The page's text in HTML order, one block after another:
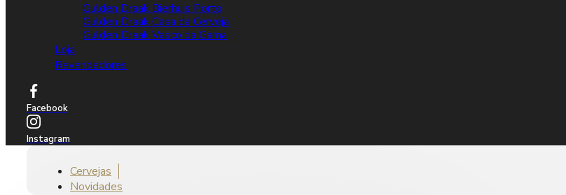
Gulden Draak Bierhuis Porto
Gulden Draak Casa da Cerveja
Gulden Draak Vasco da Gama
Loja
Revendedores
Facebook
Instagram
Cervejas
Novidades